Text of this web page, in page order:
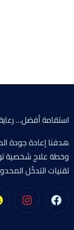
استقامة أفضل…
هدفنا إعادة جودة
وخطة علاج شخصية
تقنيات التدخّل